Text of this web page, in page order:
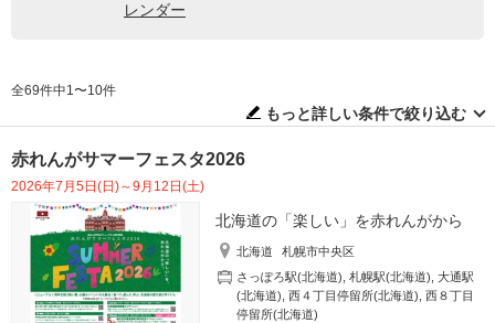
レンダー
全69件中1〜10件
もっと詳しい条件で絞り込む
赤れんがサマーフェスタ2026
2026年7月5日(日)～9月12日(土)
北海道の「楽しい」を赤れんがから
北海道
札幌市中央区
さっぽろ駅(北海道) ,札幌駅(北海道) ,大通駅
(北海道) ,西４丁目停留所(北海道) ,西８丁目
停留所(北海道)